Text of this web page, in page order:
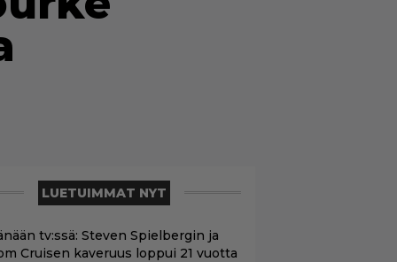
LUETUIMMAT NYT
tv:ssä: Steven Spielbergin ja
Cruisen kaveruus loppui 21 vuotta